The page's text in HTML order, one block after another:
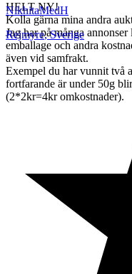
HELT NY!
Kolla gärna mina andra
Jag har på många
emballage och andra
även vid samfrakt.
Exempel du har vunnit två
fortfarande är under 50g
(2*2kr=4kr omkostnader).
NikhitaMedH
Rejmyre,Sverige